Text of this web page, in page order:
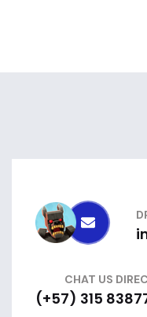
CHAT US
(+57) 315